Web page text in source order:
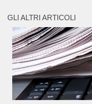
GLI ALTRI ARTICOLI